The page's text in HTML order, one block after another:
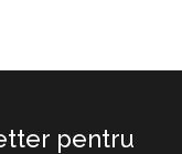
pentru